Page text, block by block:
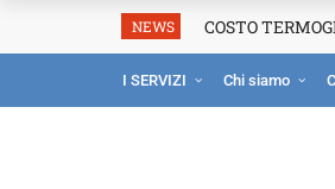
NEWS COSTO
I SERVIZI Chi siamo